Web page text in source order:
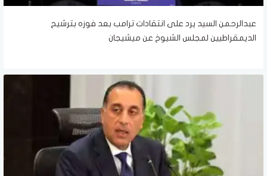
عبدالرحمن السيد يرد على انتقادات ترامب بعد فوزه بترشيح
الديمقراطيين لمجلس الشيوخ عن ميشيجان